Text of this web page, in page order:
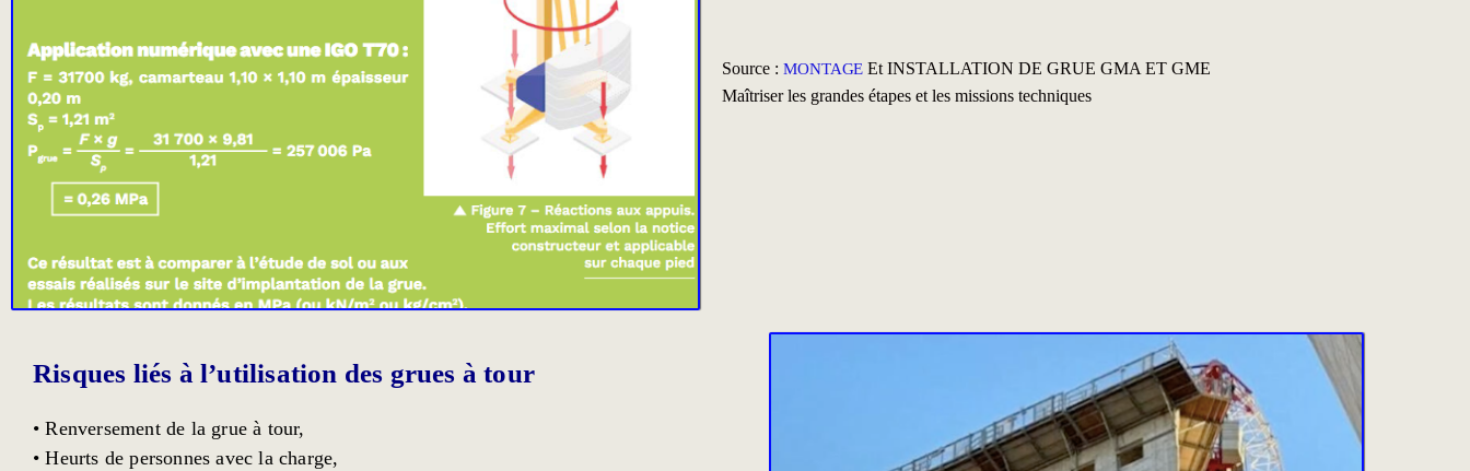
Source : MONTAGE Et INSTALLATION DE GRUE GMA ET GME
Maîtriser les grandes étapes et les missions techniques
Risques liés à l’utilisation des grues à tour
• Renversement de la grue à tour,
• Heurts de personnes avec la charge,